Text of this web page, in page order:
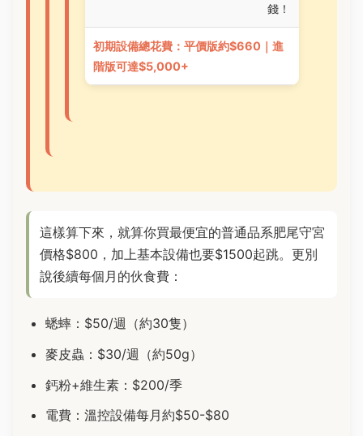
錢！
初期設備總花費：平價版約$660｜進
階版可達$5,000+
這樣算下來，就算你買最便宜的普通品系肥尾守宮
價格$800，加上基本設備也要$1500起跳。更別
說後續每個月的伙食費：
蟋蟀：$50/週（約30隻）
麥皮蟲：$30/週（約50g）
鈣粉+維生素：$200/季
電費：溫控設備每月約$50-$80